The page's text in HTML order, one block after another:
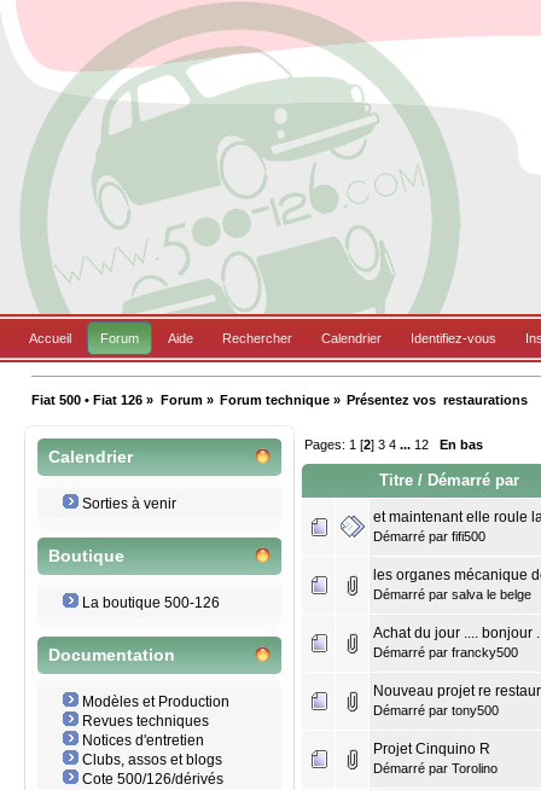
Accueil Forum Aide Rechercher Calendrier Identifiez-vous
Fiat 500 • Fiat 126 » Forum» Forum technique» Présentez vos  restaurations
Calendrier
Sorties à venir
Boutique
La boutique 500-126
Documentation
Modèles et Production
Revues techniques
Notices d'entretien
Clubs, assos et blogs
Cote 500/126/dérivés
Pages: 1 [2]3 4 ... 12 En bas
Titre / Démarré par
et maintenant elle roule
Démarré par fifi500
les organes mécanique
Démarré par salva le belge
Achat du jour .... bonjour
Démarré par francky500
Nouveau projet re
Démarré par tony500
Projet Cinquino R
Démarré par Torolino